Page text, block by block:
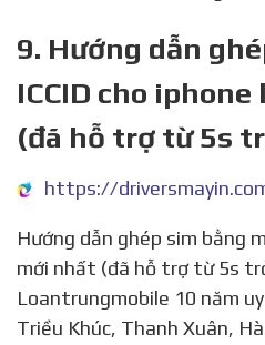
9. Hướng dẫn
ICCID cho
(đã hỗ trợ từ 5s
Hướng dẫn ghép sim bằng mã ICCID cho iphone lock
mới nhất (đã hỗ trợ từ 5s
Loantrungmobile 10 năm
Triều Khúc, Thanh Xuân,